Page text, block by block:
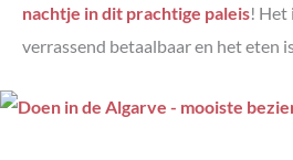
nachtje in dit prachtige paleis! Het
verrassend betaalbaar en het eten